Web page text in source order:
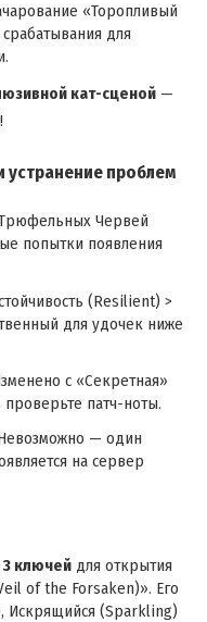
«Торопливый
для
кат-сценой —
проблем
Червей
попытки появления
(Resilient) >
для удочек ниже
с «Секретная»
патч-ноты.
— один
на сервер
3 ключей для открытия
of the Forsaken)». Его
Искрящийся (Sparkling)